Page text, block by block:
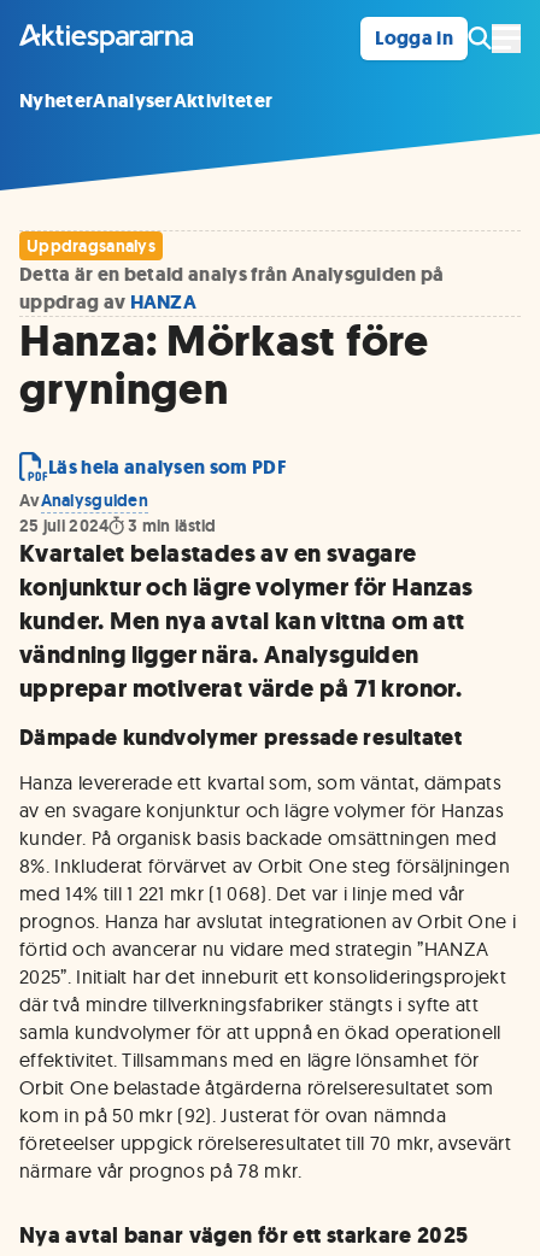
Logga in
NyheterAnalyserAktiviteter
Uppdragsanalys
Detta är en betald analys från Analysguiden på
uppdrag av HANZA
Hanza: Mörkast före
gryningen
Läs hela analysen som PDF
AvAnalysguiden
25 juli 2024
3 min lästid
Kvartalet belastades av en svagare
konjunktur och lägre volymer för Hanzas
kunder. Men nya avtal kan vittna om att
vändning ligger nära. Analysguiden
upprepar motiverat värde på 71 kronor.
Dämpade kundvolymer pressade resultatet
Hanza levererade ett kvartal som, som väntat, dämpats
av en svagare konjunktur och lägre volymer för Hanzas
kunder. På organisk basis backade omsättningen med
8%. Inkluderat förvärvet av Orbit One steg försäljningen
med 14% till 1 221 mkr (1 068). Det var i linje med vår
prognos. Hanza har avslutat integrationen av Orbit One i
förtid och avancerar nu vidare med strategin ”HANZA
2025”. Initialt har det inneburit ett konsolideringsprojekt
där två mindre tillverkningsfabriker stängts i syfte att
samla kundvolymer för att uppnå en ökad operationell
effektivitet. Tillsammans med en lägre lönsamhet för
Orbit One belastade åtgärderna rörelseresultatet som
kom in på 50 mkr (92). Justerat för ovan nämnda
företeelser uppgick rörelseresultatet till 70 mkr, avsevärt
närmare vår prognos på 78 mkr.
Nya avtal banar vägen för ett starkare 2025